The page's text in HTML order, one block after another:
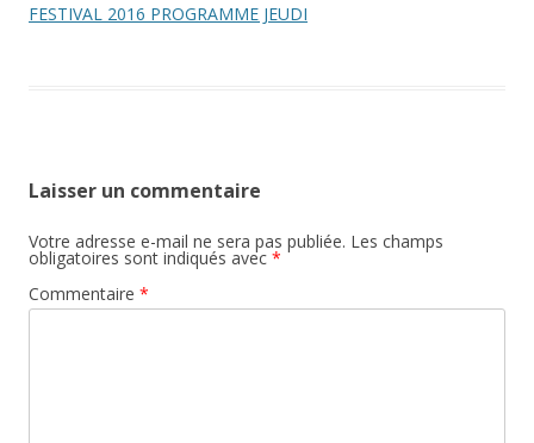
FESTIVAL 2016 PROGRAMME JEUDI
Laisser un commentaire
Votre adresse e-mail ne sera pas publiée. Les champs
obligatoires sont indiqués avec *
Commentaire *